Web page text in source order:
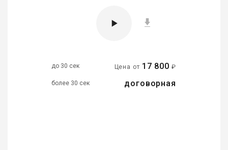
до 30 сек Цена от 17 800 ₽
более 30 сек договорная